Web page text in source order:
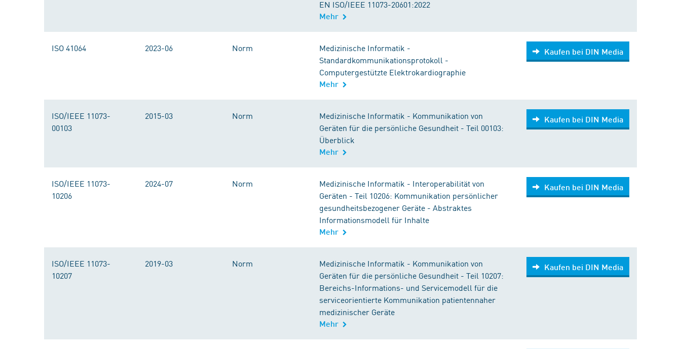
EN ISO/IEEE 11073-20601:2022
Mehr
ISO 41064 2023-06 Norm
Medizinische Informatik -
Standardkommunikationsprotokoll -
Computergestützte Elektrokardiographie
Mehr
Kaufen bei DIN Media
ISO/IEEE 11073-
00103
2015-03 Norm
Medizinische Informatik - Kommunikation von
Geräten für die persönliche Gesundheit - Teil 00103:
Überblick
Mehr
Kaufen bei DIN Media
ISO/IEEE 11073-
10206
2024-07 Norm
Medizinische Informatik - Interoperabilität von
Geräten - Teil 10206: Kommunikation persönlicher
gesundheitsbezogener Geräte - Abstraktes
Informationsmodell für Inhalte
Mehr
Kaufen bei DIN Media
ISO/IEEE 11073-
10207
2019-03 Norm
Medizinische Informatik - Kommunikation von
Geräten für die persönliche Gesundheit - Teil 10207:
Bereichs-Informations- und Servicemodell für die
serviceorientierte Kommunikation patientennaher
medizinischer Geräte
Mehr
Kaufen bei DIN Media